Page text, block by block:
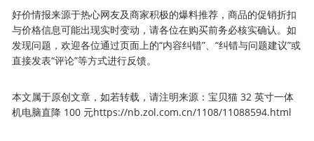
好价情报来源于热心网友及商家积极的爆料推荐，商品的促销折扣
与价格信息可能出现实时变动，请各位在购买前务必核实确认。如
发现问题，欢迎各位通过页面上的“内容纠错”、“纠错与问题建议”或
直接发表“评论”等方式进行反馈。
本文属于原创文章，如若转载，请注明来源：宝贝猫 32 英寸一体
机电脑直降 100 元https://nb.zol.com.cn/1108/11088594.html